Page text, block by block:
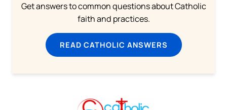
Get answers to common questions about Catholic
faith and practices.
READ CATHOLIC ANSWERS